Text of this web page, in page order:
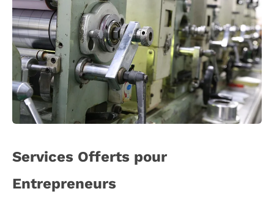
Services Offerts pour
Entrepreneurs